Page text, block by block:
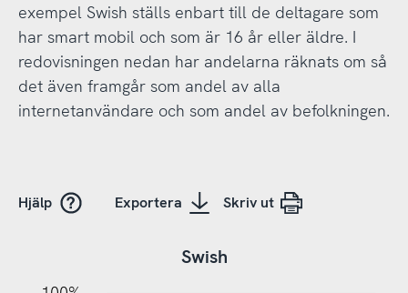
exempel Swish ställs enbart till de deltagare som
har smart mobil och som är 16 år eller äldre. I
redovisningen nedan har andelarna räknats om så
det även framgår som andel av alla
internetanvändare och som andel av befolkningen.
Hjälp Exportera Skriv ut
Swish